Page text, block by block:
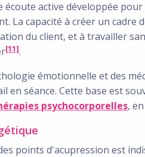
écoute active développée
La capacité à créer un cadre
du client, et à travailler
[11].
émotionnelle et des
en séance. Cette base est
psychocorporelles,
points d'acupression est